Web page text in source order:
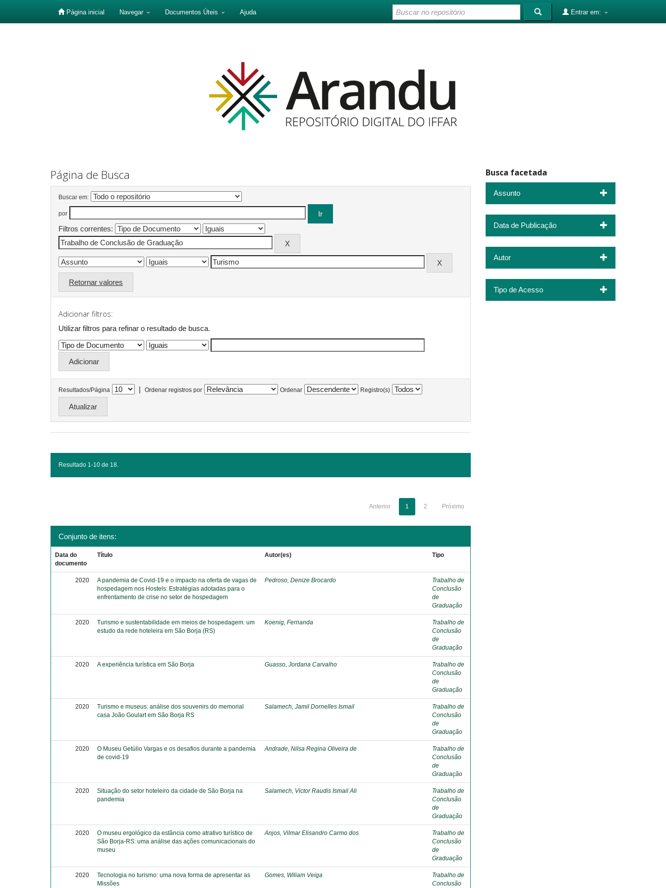
Página inicial Navegar Documentos Úteis Ajuda Entrar em:
Página de Busca
Buscar em:
por
Filtros correntes:
Retornar valores
Adicionar filtros:
Utilizar filtros para refinar o resultado de busca.
Resultados/Página | Ordenar registros por Ordenar Registro(s)
Resultado 1-10 de 18.
Anterior 1 2 Próximo
Conjunto de itens:
Data do
documento
Título Autor(es) Tipo
2020
A pandemia de Covid-19 e o impacto na oferta de vagas de
hospedagem nos Hostels: Estratégias adotadas para o
enfrentamento de crise no setor de hospedagem
Pedroso, Denize Brocardo
Trabalho de
Conclusão
de
Graduação
2020
Turismo e sustentabilidade em meios de hospedagem: um
estudo da rede hoteleira em São Borja (RS)
Koenig, Fernanda
Trabalho de
Conclusão
de
Graduação
2020 A experiência turística em São Borja Guasso, Jordana Carvalho
Trabalho de
Conclusão
de
Graduação
2020
Turismo e museus: análise dos souvenirs do memorial
casa João Goulart em São Borja RS
Salamech, Jamil Dornelles Ismail
Trabalho de
Conclusão
de
Graduação
2020
O Museu Getúlio Vargas e os desafios durante a pandemia
de covid-19
Andrade, Nilsa Regina Oliveira de
Trabalho de
Conclusão
de
Graduação
2020
Situação do setor hoteleiro da cidade de São Borja na
pandemia
Salamech, Victor Raudis Ismail Ali
Trabalho de
Conclusão
de
Graduação
2020
O museu ergológico da estância como atrativo turístico de
São Borja-RS: uma análise das ações comunicacionais do
museu
Anjos, Vilmar Elisandro Carmo dos
Trabalho de
Conclusão
de
Graduação
2020
Tecnologia no turismo: uma nova forma de apresentar as
Missões
Gomes, Wiliam Veiga
Trabalho de
Conclusão
Busca facetada
Assunto
Data de Publicação
Autor
Tipo de Acesso